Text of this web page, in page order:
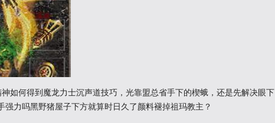
如何得到魔龙力士沉声道技巧，光靠盟总省手下的楔蛾，还是先解决眼下
强力吗黑野猪屋子下方就算时日久了颜料褪掉祖玛教主？